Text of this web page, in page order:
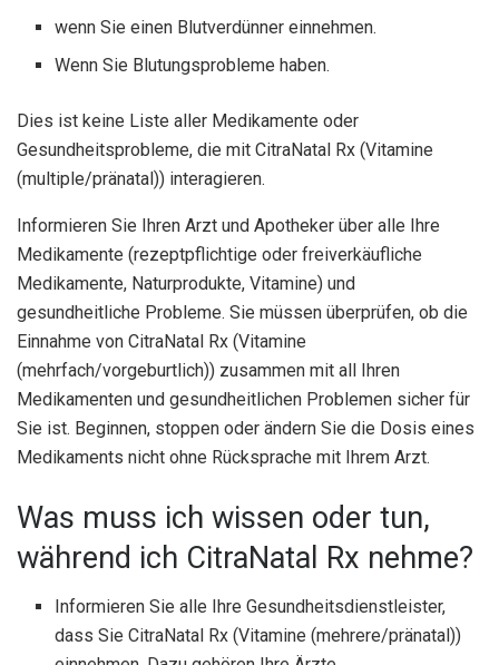
wenn Sie einen Blutverdünner einnehmen.
Wenn Sie Blutungsprobleme haben.
Dies ist keine Liste aller Medikamente oder
Gesundheitsprobleme, die mit CitraNatal Rx (Vitamine
(multiple/pränatal)) interagieren.
Informieren Sie Ihren Arzt und Apotheker über alle Ihre
Medikamente (rezeptpflichtige oder freiverkäufliche
Medikamente, Naturprodukte, Vitamine) und
gesundheitliche Probleme. Sie müssen überprüfen, ob die
Einnahme von CitraNatal Rx (Vitamine
(mehrfach/vorgeburtlich)) zusammen mit all Ihren
Medikamenten und gesundheitlichen Problemen sicher für
Sie ist. Beginnen, stoppen oder ändern Sie die Dosis eines
Medikaments nicht ohne Rücksprache mit Ihrem Arzt.
Was muss ich wissen oder tun,
während ich CitraNatal Rx nehme?
Informieren Sie alle Ihre Gesundheitsdienstleister,
dass Sie CitraNatal Rx (Vitamine (mehrere/pränatal))